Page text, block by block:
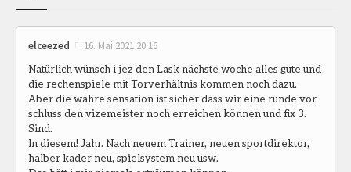
elceezed 16. Mai 2021 20:16
Natürlich wünsch i jez den Lask nächste woche alles gute und
die rechenspiele mit Torverhältnis kommen noch dazu.
Aber die wahre sensation ist sicher dass wir eine runde vor
schluss den vizemeister noch erreichen können und fix 3.
Sind.
In diesem! Jahr. Nach neuem Trainer, neuen sportdirektor,
halber kader neu, spielsystem neu usw.